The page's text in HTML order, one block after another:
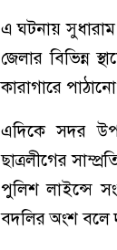
এ ঘটনায়
জেলার বিভিন্ন
কারাগারে
এদিকে সদর
ছাত্রলীগের
পুলিশ লাইন্সে
বদলির অংশ বলে